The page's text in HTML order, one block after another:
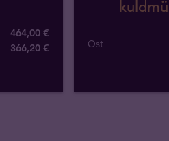
464,00 €
366,20 € Ost